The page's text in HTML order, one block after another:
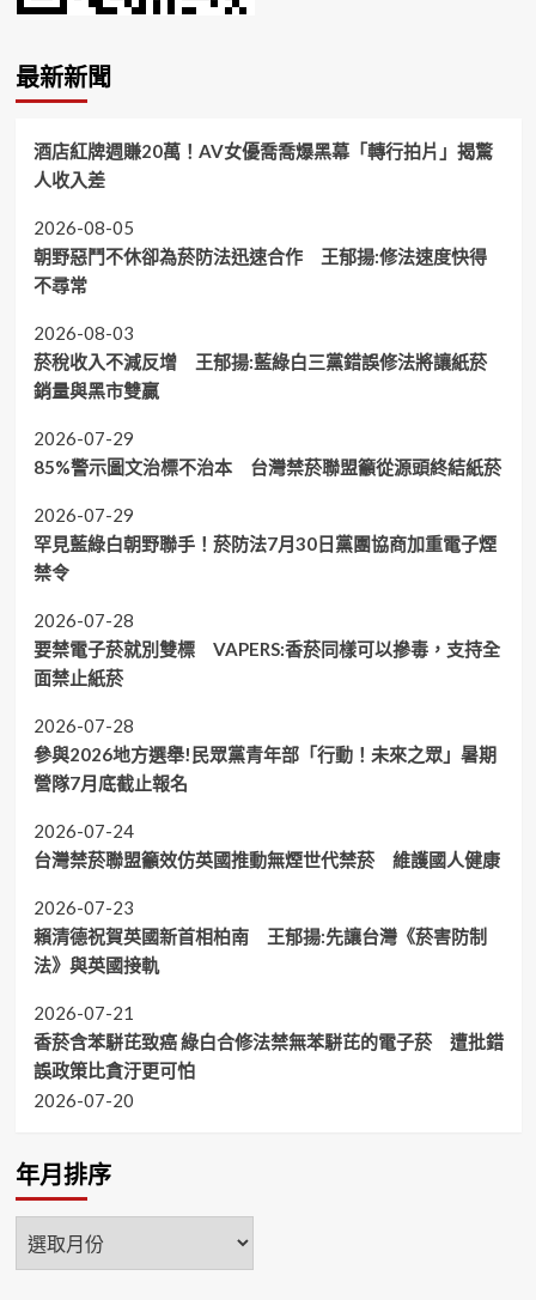
最新新聞
酒店紅牌週賺20萬！AV女優喬喬爆黑幕「轉行拍片」揭驚
人收入差
2026-08-05
朝野惡鬥不休卻為菸防法迅速合作 王郁揚:修法速度快得
不尋常
2026-08-03
菸稅收入不減反增 王郁揚:藍綠白三黨錯誤修法將讓紙菸
銷量與黑市雙贏
2026-07-29
85%警示圖文治標不治本 台灣禁菸聯盟籲從源頭終結紙菸
2026-07-29
罕見藍綠白朝野聯手！菸防法7月30日黨團協商加重電子煙
禁令
2026-07-28
要禁電子菸就別雙標 VAPERS:香菸同樣可以摻毒，支持全
面禁止紙菸
2026-07-28
參與2026地方選舉!民眾黨青年部「行動！未來之眾」暑期
營隊7月底截止報名
2026-07-24
台灣禁菸聯盟籲效仿英國推動無煙世代禁菸 維護國人健康
2026-07-23
賴清德祝賀英國新首相柏南 王郁揚:先讓台灣《菸害防制
法》與英國接軌
2026-07-21
香菸含苯駢芘致癌 綠白合修法禁無苯駢芘的電子菸 遭批錯
誤政策比貪汙更可怕
2026-07-20
年月排序
年
月